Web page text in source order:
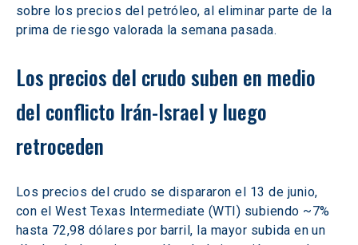
sobre los precios del petróleo, al eliminar parte de la
prima de riesgo valorada la semana pasada.
Los precios del crudo suben en medio
del conflicto Irán-Israel y luego
retroceden
Los precios del crudo se dispararon el 13 de junio,
con el West Texas Intermediate (WTI) subiendo ~7%
hasta 72,98 dólares por barril, la mayor subida en un